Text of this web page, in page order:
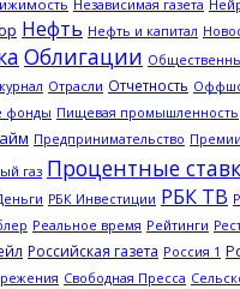
Независимая газета
Нефть Нефть и капитал
Облигации
Отрасли Отчетность
фонды Пищевая промышленность
Предпринимательство Премии
газ Процентные
РБК Инвестиции РБК ТВ
Реальное время Рейтинги
Российская газета Россия 1
Свободная Пресса